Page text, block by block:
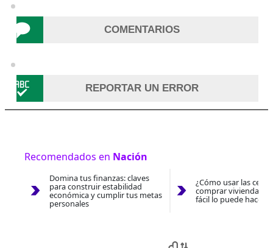
COMENTARIOS
REPORTAR UN ERROR
Recomendados en Nación
Domina tus finanzas: claves
para construir estabilidad
económica y cumplir tus metas
personales
¿Cómo usar las
comprar vivienda
fácil lo puede hacer